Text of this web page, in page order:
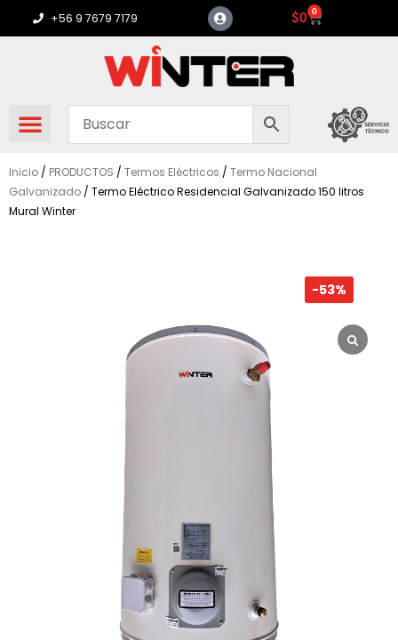
+56 9 7679 7179 $0 0
Carrito
Inicio / PRODUCTOS / Termos Eléctricos / Termo Nacional
Galvanizado / Termo Eléctrico Residencial Galvanizado 150 litros
Mural Winter
-53%